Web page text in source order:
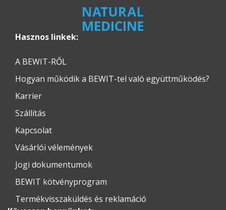
Hasznos linkek:
A BEWIT-RŐL
Hogyan működik a BEWIT-tel való együttműködés?
Karrier
Szállítás
Kapcsolat
Vásárlói vélemények
Jogi dokumentumok
BEWIT kötvényprogram
Termékvisszaküldés és reklamáció